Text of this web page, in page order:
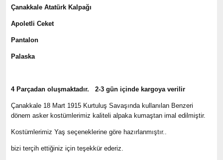
Çanakkale Atatürk Kalpağı
Apoletli Ceket
Pantalon
Palaska
4 Parçadan oluşmaktadır. 2-3 gün içinde kargoya verilir
Çanakkale 18 Mart 1915 Kurtuluş Savaşında kullanılan Benzeri
dönem asker kostümlerimiz kaliteli alpaka kumaştan imal edilmiştir.
Kostümlerimiz Yaş seçeneklerine göre hazırlanmıştır..
bizi terçih ettiğiniz için teşekkür ederiz.